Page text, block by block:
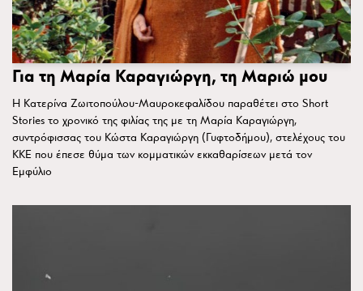
Για τη Μαρία Καραγιώργη, τη Μαριώ μου
Η Κατερίνα Ζωιτοπούλου-Μαυροκεφαλίδου παραθέτει στο Short
Stories το χρονικό της φιλίας της με τη Μαρία Καραγιώργη,
συντρόφισσας του Κώστα Καραγιώργη (Γυφτοδήμου), στελέχους του
ΚΚΕ που έπεσε θύμα των κομματικών εκκαθαρίσεων μετά τον
Εμφύλιο